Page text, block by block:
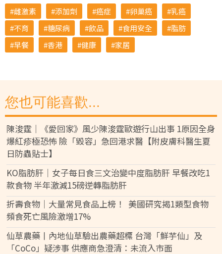
雌激素 添加劑 癌症 卵巢癌
乳癌
不育
糖尿病 飲品 食用安全
脂肪
早餐
香港 健康 家居
您也可能喜歡...
陳浚霆｜《愛回家》風少陳浚霆歐遊行山出事 1原因全身
爆紅疹極恐怖 險「毀容」急回港求醫【附皮膚科醫生夏
日防蟲貼士】
KO脂肪肝｜女子每日食三文治變中度脂肪肝 早餐改吃1
款食物 半年激減15磅逆轉脂肪肝
折壽食物｜大量常見食品上榜！ 美國研究揭1類型食物
頻食死亡風險激增17%
仙草農藥丨內地仙草驗出農藥超標 台灣「鮮芋仙」及
「CoCo」疑涉事 供應商急澄清：未流入市面